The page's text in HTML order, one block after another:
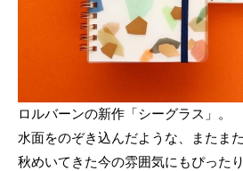
ロルバーンの新作「シーグラス」。
水面をのぞき込んだような、またま
秋めいてきた今の雰囲気にもぴったり